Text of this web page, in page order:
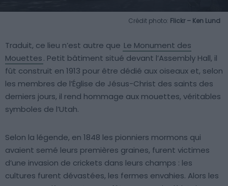
Crédit photo: Flickr – Ken Lund
Traduit, ce lieu n’est autre que Le Monument des
Mouettes. Petit bâtiment situé devant l’Assembly Hall, il
fût construit en 1913 pour être dédié aux oiseaux et, selon
les membres de l’Église de Jésus-Christ des saints des
derniers jours, il rend hommage aux mouettes, véritables
symboles de l’Utah.
Selon la légende, en 1848 les pionniers mormons qui
avaient semé leurs premières graines, furent victimes
d’une invasion de crickets dans leurs champs : les
cultures furent dévastées, les fermes envahies. Alors les